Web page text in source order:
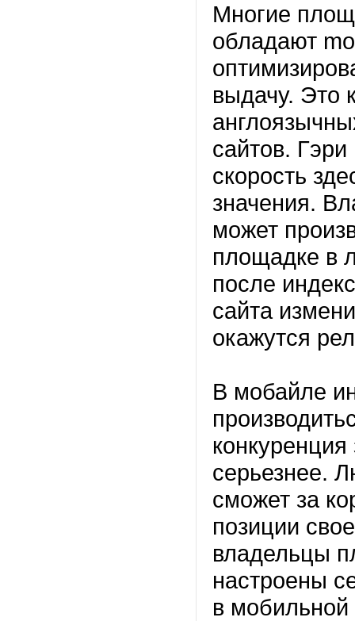
Многие
обладают
выдачу. Это
сайтов.
скорость
значения.
может
площадке в
после
сайта
окажутся
В мобайле
серьезнее.
сможет за
позиции
владельцы
настроены
в мобильной